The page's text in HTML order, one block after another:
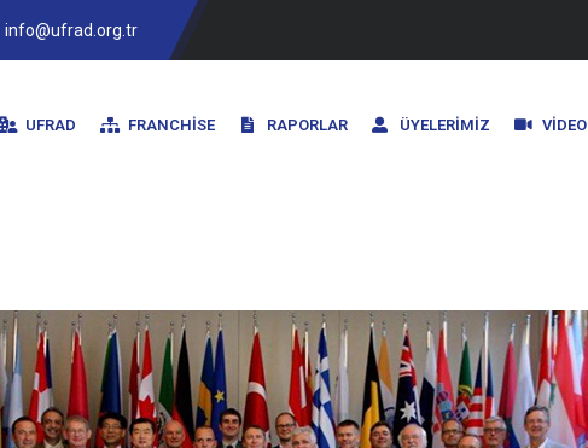
info@ufrad.org.tr
UFRAD FRANCHISE RAPORLAR ÜYELERIMIZ VIDEO